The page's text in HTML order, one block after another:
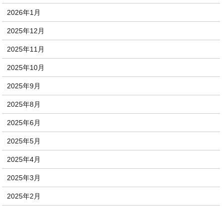
2026年1月
2025年12月
2025年11月
2025年10月
2025年9月
2025年8月
2025年6月
2025年5月
2025年4月
2025年3月
2025年2月